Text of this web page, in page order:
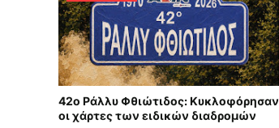
42ο Ράλλυ Φθιώτιδος: Κυκλοφόρησαν
οι χάρτες των ειδικών διαδρομών